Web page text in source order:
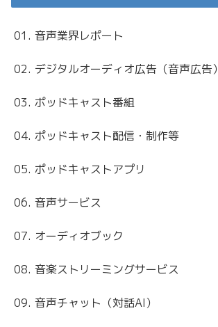
01. 音声業界レポート
02. デジタルオーディオ広告（音声広告）
03. ポッドキャスト番組
04. ポッドキャスト配信・制作等
05. ポッドキャストアプリ
06. 音声サービス
07. オーディオブック
08. 音楽ストリーミングサービス
09. 音声チャット（対話AI）